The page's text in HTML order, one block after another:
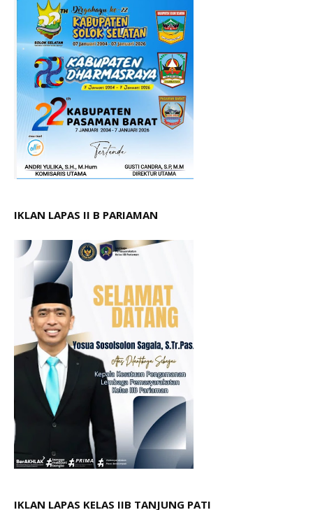
IKLAN LAPAS II B PARIAMAN
IKLAN LAPAS KELAS IIB TANJUNG PATI